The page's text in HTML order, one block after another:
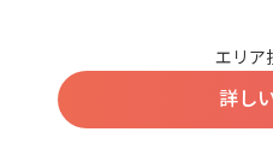
エリア
詳し